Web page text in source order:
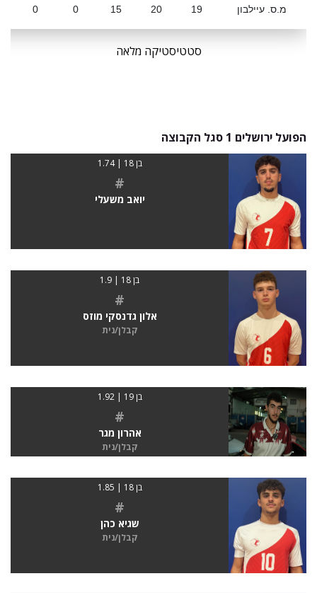
מ.ס. עיילבון 19
20
15
0
0
סטטיסטיקה מלאה
הפועל ירושלים 1 סגל הקבוצה
בן 18 | 1.74
#
יואב משעלי
בן 18 | 1.9
#
אלון גדנסקי מוזס
קבלן/נית
בן 19 | 1.92
#
אהרון מגר
קבלן/נית
בן 18 | 1.85
#
שגיא כהן
קבלן/נית